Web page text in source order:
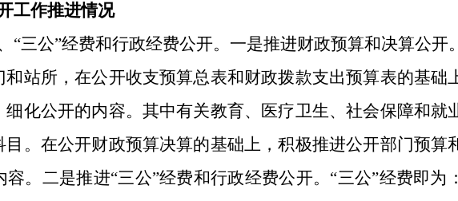
工作推进情况
“三公”经费和行政经费公开。一是推进财政预算和决算公开
站所，在公开收支预算总表和财政拨款支出预算表的基础
化公开的内容。其中有关教育、医疗卫生、社会保障和就
。在公开财政预算决算的基础上，积极推进公开部门预算
。二是推进“三公”经费和行政经费公开。“三公”经费即为